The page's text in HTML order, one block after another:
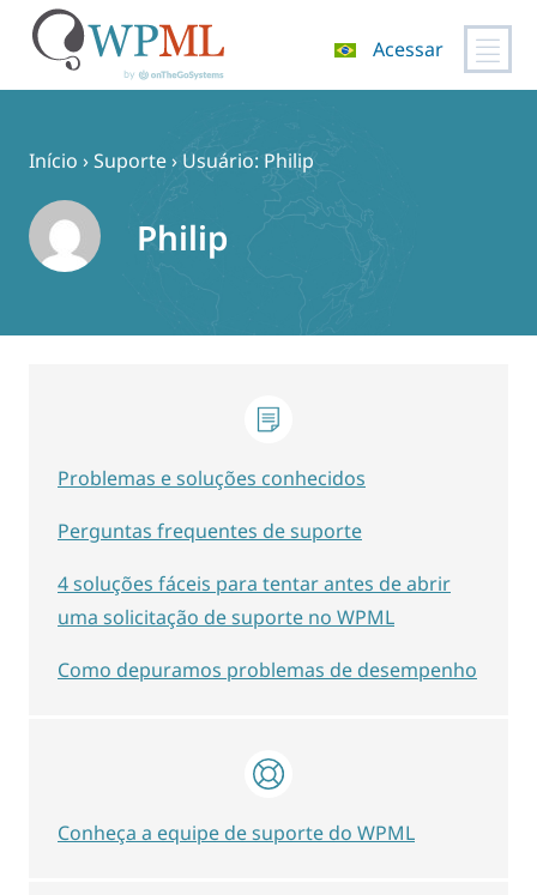
Acessar
Início ›Suporte› Usuário: Philip
Philip
Problemas e soluções conhecidos
Perguntas frequentes de suporte
4 soluções fáceis para tentar antes de abrir
uma solicitação de suporte no WPML
Como depuramos problemas de desempenho
Conheça a equipe de suporte do WPML